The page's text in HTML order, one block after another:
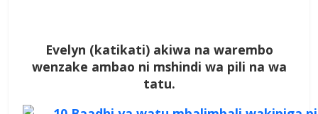
Evelyn (katikati) akiwa na warembo
wenzake ambao ni mshindi wa pili na wa
tatu.